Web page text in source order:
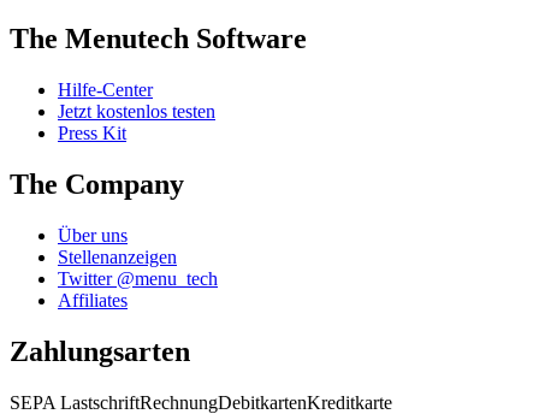
The Menutech Software
Hilfe-Center
Jetzt kostenlos testen
Press Kit
The Company
Über uns
Stellenanzeigen
Twitter @menu_tech
Affiliates
Zahlungsarten
SEPA LastschriftRechnungDebitkartenKreditkarte